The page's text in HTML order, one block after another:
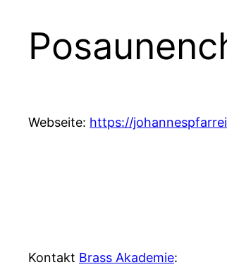
Webseite: https://
Kontakt Brass Akademie: